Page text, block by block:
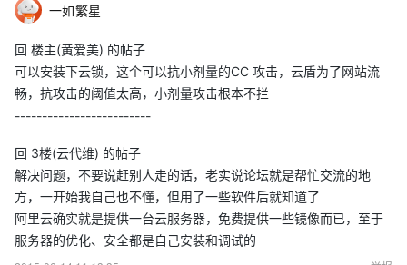
一如繁星
回 楼主(黄爱美) 的帖子
可以安装下云锁，这个可以抗小剂量的CC 攻击，云盾为了网站流
畅，抗攻击的阈值太高，小剂量攻击根本不拦
-------------------------
回 3楼(云代维) 的帖子
解决问题，不要说赶别人走的话，老实说论坛就是帮忙交流的地
方，一开始我自己也不懂，但用了一些软件后就知道了
阿里云确实就是提供一台云服务器，免费提供一些镜像而已，至于
服务器的优化、安全都是自己安装和调试的